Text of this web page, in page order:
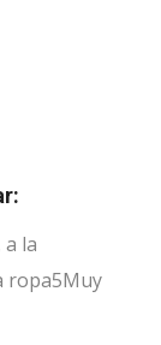
la
ropa5Muy